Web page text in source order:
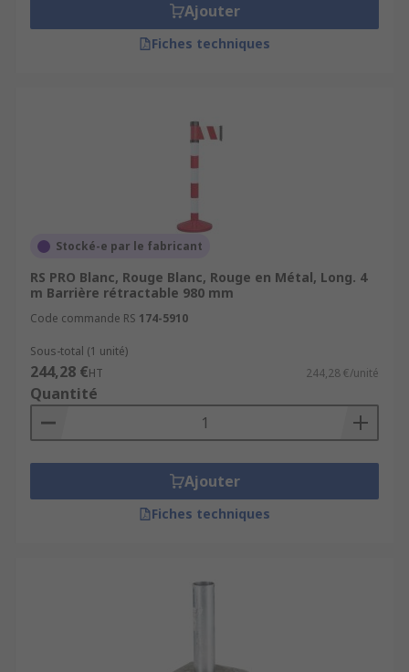
Ajouter
Fiches techniques
Stocké-e par le fabricant
RS PRO Blanc, Rouge Blanc, Rouge en Métal, Long. 4
m Barrière rétractable 980 mm
Code commande RS 174-5910
Sous-total (1 unité)
244,28 €HT 244,28 €/unité
Quantité
Ajouter
Fiches techniques